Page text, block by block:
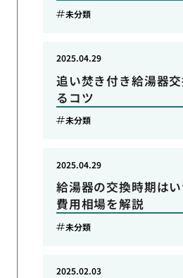
未分類
追い焚き付き給湯器
るコツ
2025.04.29
未分類
給湯器の交換時期は
費用相場を解説
2025.04.29
未分類
2025.02.03